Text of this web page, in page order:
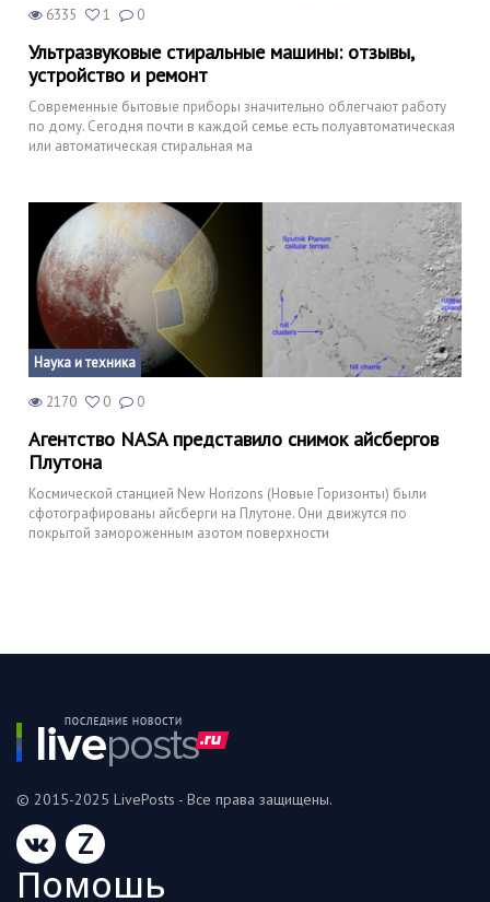
6335 1 0
Ультразвуковые стиральные машины: отзывы,
устройство и ремонт
Современные бытовые приборы значительно облегчают работу
по дому. Сегодня почти в каждой семье есть полуавтоматическая
или автоматическая стиральная ма
Наука и техника
2170 0 0
Агентство NASA представило снимок айсбергов
Плутона
Космической станцией New Horizons (Новые Горизонты) были
сфотографированы айсберги на Плутоне. Они движутся по
покрытой замороженным азотом поверхности
© 2015-2025 LivePosts - Все права защищены.
Z
Помошь